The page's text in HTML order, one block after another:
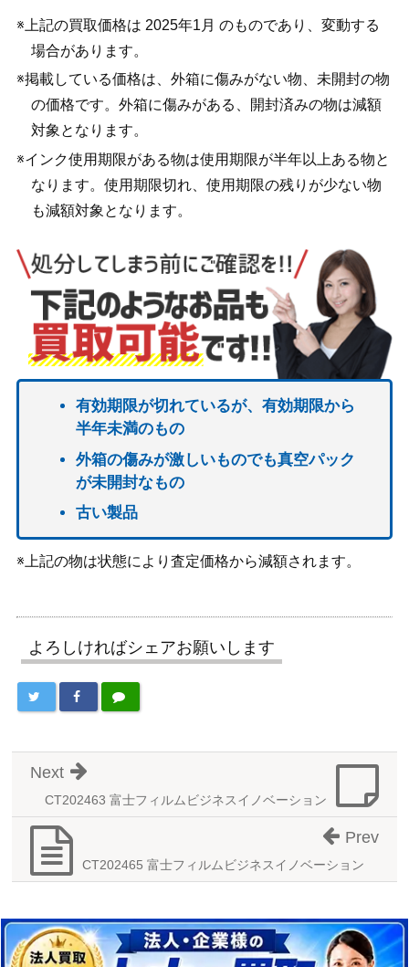
※上記の買取価格は 2025年1月 のものであり、変動する
場合があります。
※掲載している価格は、外箱に傷みがない物、未開封の物
の価格です。外箱に傷みがある、開封済みの物は減額
対象となります。
※インク使用期限がある物は使用期限が半年以上ある物と
なります。使用期限切れ、使用期限の残りが少ない物
も減額対象となります。
有効期限が切れているが、有効期限から
半年未満のもの
外箱の傷みが激しいものでも真空パック
が未開封なもの
古い製品
※上記の物は状態により査定価格から減額されます。
よろしければシェアお願いします
CT202463 富士フィルムビジネスイノベーション
Next
CT202465 富士フィルムビジネスイノベーション
Prev